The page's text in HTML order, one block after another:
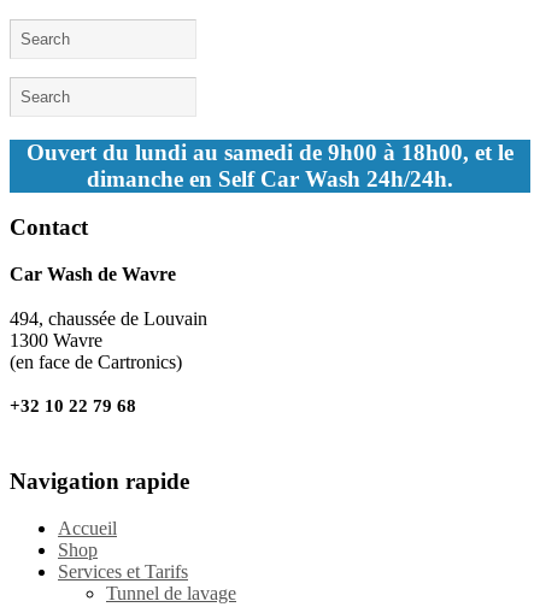
Ouvert du lundi au samedi de 9h00 à 18h00, et le
dimanche en Self Car Wash 24h/24h.
Contact
Car Wash de Wavre
494, chaussée de Louvain
1300 Wavre
(en face de Cartronics)
+32 10 22 79 68
Navigation rapide
Accueil
Shop
Services et Tarifs
Tunnel de lavage